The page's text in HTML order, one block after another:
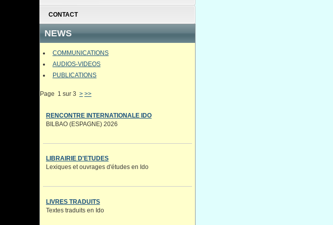
CONTACT
NEWS
COMMUNICATIONS
AUDIOS-VIDEOS
PUBLICATIONS
Page 1 sur 3 > >>
RENCONTRE INTERNATIONALE IDO
BILBAO (ESPAGNE) 2026
LIBRAIRIE D'ETUDES
Lexiques et ouvrages d'études en Ido
LIVRES TRADUITS
Textes traduits en Ido